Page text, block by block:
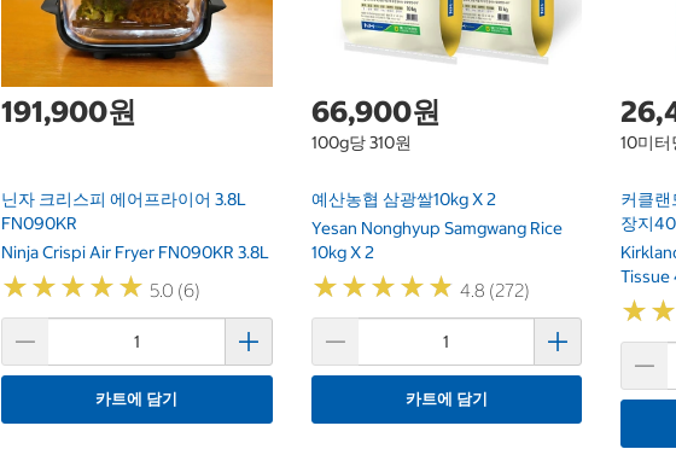
191,900원
닌자 크리스피 에어프라이어 3.8L
FN090KR
Ninja Crispi Air Fryer FN090KR 3.8L
★★★★★
★★★★★ 5.0 (6)
카트에 담기
66,900원
100g당 310원
예산농협 삼광쌀10kg X 2
Yesan Nonghyup Samgwang Rice
10kg X 2
★★★★★
★★★★★ 4.8 (272)
카트에 담기
10미터
커클랜
장지
Tissue
★★
★★